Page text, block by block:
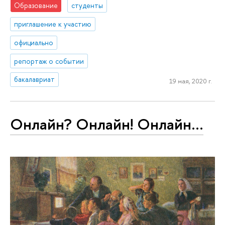
Образование
студенты
приглашение к участию
официально
репортаж о событии
бакалавриат
19 мая, 2020 г.
Онлайн? Онлайн! Онлайн…